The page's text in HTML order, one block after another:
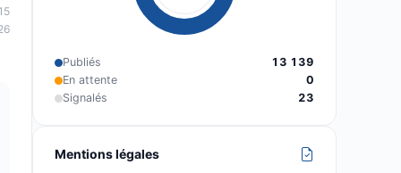
Publiés
13 139
En attente
0
Signalés
23
Mentions légales